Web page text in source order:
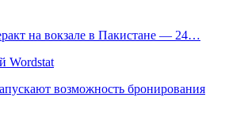
на вокзале в Пакистане — 24…
Wordstat
возможность бронирования